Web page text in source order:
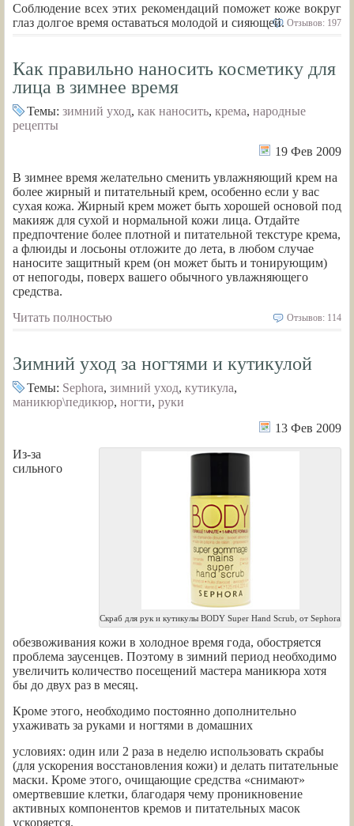
Соблюдение всех этих рекомендаций поможет коже вокруг
глаз долгое время оставаться молодой и сияющей. Отзывов: 197
Как правильно наносить косметику для
лица в зимнее время
Темы: зимний уход, как наносить, крема, народные
рецепты
19 Фев 2009
В зимнее время желательно сменить увлажняющий крем на
более жирный и питательный крем, особенно если у вас
сухая кожа. Жирный крем может быть хорошей основой под
макияж для сухой и нормальной кожи лица. Отдайте
предпочтение более плотной и питательной текстуре крема,
а флюиды и лосьоны отложите до лета, в любом случае
наносите защитный крем (он может быть и тонирующим)
от непогоды, поверх вашего обычного увлажняющего
средства.
Читать полностью
Отзывов: 114
Зимний уход за ногтями и кутикулой
Темы: Sephora, зимний уход, кутикула,
маникюр\педикюр, ногти, руки
13 Фев 2009
Скраб для рук и кутикулы BODY Super Hand Scrub, от Sephora
Из-за
сильного
обезвоживания кожи в холодное время года, обостряется
проблема заусенцев. Поэтому в зимний период необходимо
увеличить количество посещений мастера маникюра хотя
бы до двух раз в месяц.
Кроме этого, необходимо постоянно дополнительно
ухаживать за руками и ногтями в домашних
условиях: один или 2 раза в неделю использовать скрабы
(для ускорения восстановления кожи) и делать питательные
маски. Кроме этого, очищающие средства «снимают»
омертвевшие клетки, благодаря чему проникновение
активных компонентов кремов и питательных масок
ускоряется.